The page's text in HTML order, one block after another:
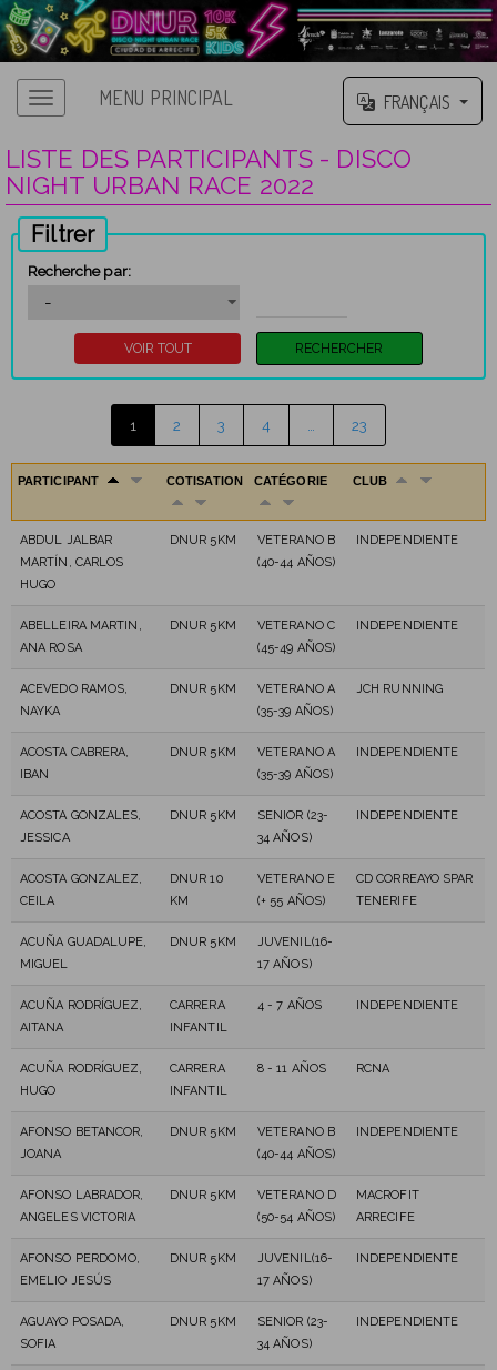
MENU PRINCIPAL FRANÇAIS
LISTE DES PARTICIPANTS - DISCO
NIGHT URBAN RACE 2022
Filtrer
Recherche par:
1 2 3 4 23
PARTICIPANT COTISATION CATÉGORIE CLUB
ABDUL JALBAR
MARTÍN, CARLOS
HUGO
DNUR 5KM
VETERANO B
(40-44 AÑOS)
INDEPENDIENTE
ABELLEIRA MARTIN,
ANA ROSA
DNUR 5KM
VETERANO C
(45-49 AÑOS)
INDEPENDIENTE
ACEVEDO RAMOS,
NAYKA
DNUR 5KM
VETERANO A
(35-39 AÑOS)
JCH RUNNING
ACOSTA CABRERA,
IBAN
DNUR 5KM
VETERANO A
(35-39 AÑOS)
INDEPENDIENTE
ACOSTA GONZALES,
JESSICA
DNUR 5KM
SENIOR (23-
34 AÑOS)
INDEPENDIENTE
ACOSTA GONZALEZ,
CEILA
DNUR 10
KM
VETERANO E
(+ 55 AÑOS)
CD CORREAYO SPAR
TENERIFE
ACUÑA GUADALUPE,
MIGUEL
DNUR 5KM
JUVENIL(16-
17 AÑOS)
ACUÑA RODRÍGUEZ,
AITANA
CARRERA
INFANTIL
4 - 7 AÑOS INDEPENDIENTE
ACUÑA RODRÍGUEZ,
HUGO
CARRERA
INFANTIL
8 - 11 AÑOS RCNA
AFONSO BETANCOR,
JOANA
DNUR 5KM
VETERANO B
(40-44 AÑOS)
INDEPENDIENTE
AFONSO LABRADOR,
ANGELES VICTORIA
DNUR 5KM
VETERANO D
(50-54 AÑOS)
MACROFIT
ARRECIFE
AFONSO PERDOMO,
EMELIO JESÚS
DNUR 5KM
JUVENIL(16-
17 AÑOS)
INDEPENDIENTE
AGUAYO POSADA,
SOFIA
DNUR 5KM
SENIOR (23-
34 AÑOS)
INDEPENDIENTE